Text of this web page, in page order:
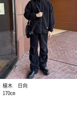
透け感：なし
裏 地：なし
伸縮性：なし
光沢感：なし
■モデル身長：
サイズは販売して
[注意事項]
※画像の商品はサ
植木 日向
170㎝